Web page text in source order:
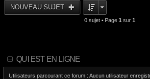
NOUVEAU SUJET
0 sujet • Page 1 sur 1
QUI EST EN LIGNE
Utilisateurs parcourant ce forum : Aucun utilisateur